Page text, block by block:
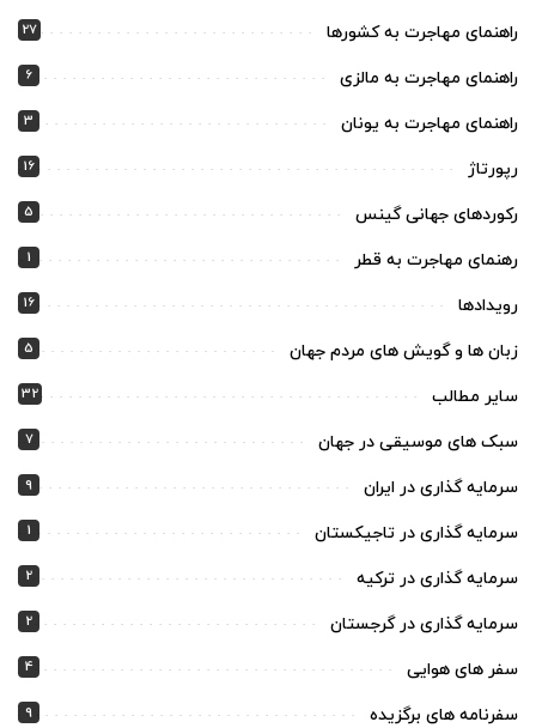
راهنمای مهاجرت به کشورها 27
راهنمای مهاجرت به مالزی 6
راهنمای مهاجرت به یونان 3
رپورتاژ 16
رکوردهای جهانی گینس 5
رهنمای مهاجرت به قطر 1
رویدادها 16
زبان ها و گویش های مردم جهان 5
سایر مطالب 32
سبک های موسیقی در جهان 7
سرمایه گذاری در ایران 9
سرمایه گذاری در تاجیکستان 1
سرمایه گذاری در ترکیه 2
سرمایه گذاری در گرجستان 2
سفر های هوایی 4
سفرنامه های برگزیده 9